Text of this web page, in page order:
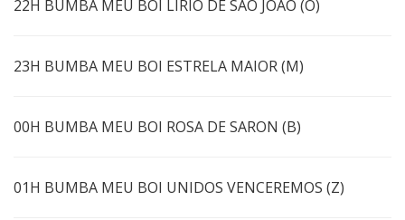
22H BUMBA MEU BOI LÍRIO DE SÃO JOÃO (O)
23H BUMBA MEU BOI ESTRELA MAIOR (M)
00H BUMBA MEU BOI ROSA DE SARON (B)
01H BUMBA MEU BOI UNIDOS VENCEREMOS (Z)